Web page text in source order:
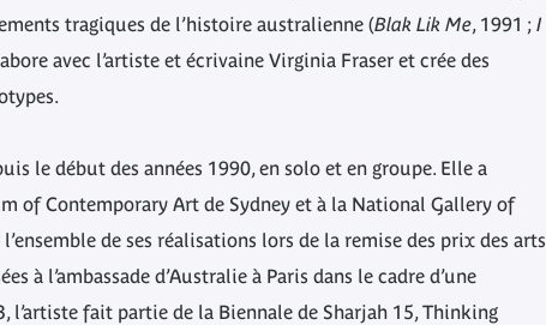
tragiques de l’histoire australienne (Blak Lik Me, 1991 ; I
avec l’artiste et écrivaine Virginia Fraser et crée des
le début des années 1990, en solo et en groupe. Elle a
of Contemporary Art de Sydney et à la National Gallery of
de ses réalisations lors de la remise des prix des arts
à l’ambassade d’Australie à Paris dans le cadre d’une
fait partie de la Biennale de Sharjah 15, Thinking